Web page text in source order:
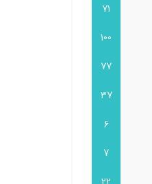
71
100
77
37
6
7